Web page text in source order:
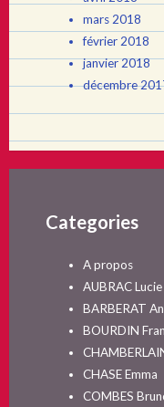
mars 2018
février 2018
janvier 2018
décembre
Categories
A propos
AUBRAC Lucie
BARBERAT
BOURDIN
CHASE Emma
COMBES